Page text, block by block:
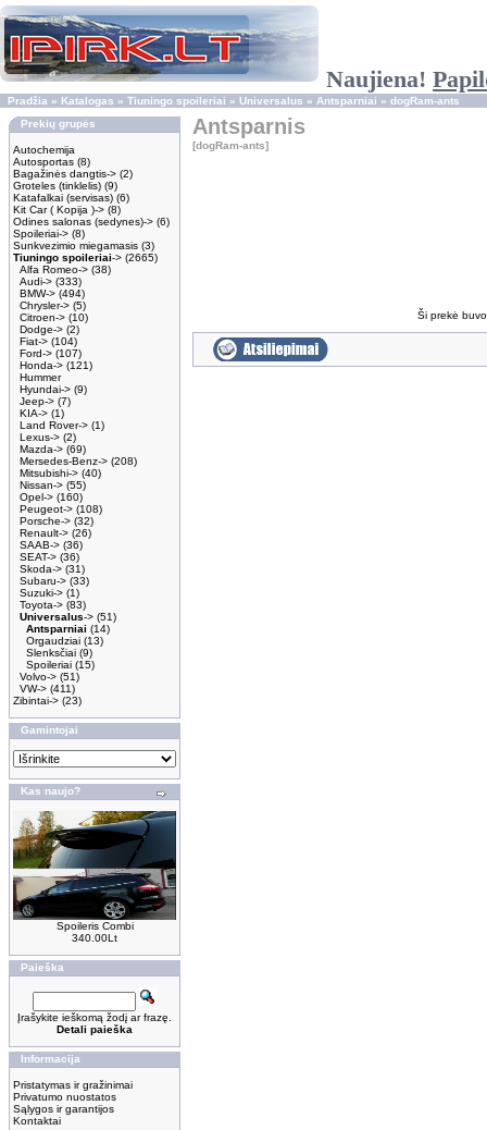
Naujiena!
Pradžia » Katalogas » Tiuningo spoileriai » Universalus » Antsparniai » dogRam-ants
Prekių grupės
Autochemija
Autosportas (8)
Bagažinės dangtis-> (2)
Groteles (tinklelis) (9)
Katafalkai (servisas) (6)
Kit Car ( Kopija )-> (8)
Odines salonas (sedynes)-> (6)
Spoileriai-> (8)
Sunkvezimio miegamasis (3)
Tiuningo spoileriai-> (2665)
Alfa Romeo-> (38)
Audi-> (333)
BMW-> (494)
Chrysler-> (5)
Citroen-> (10)
Dodge-> (2)
Fiat-> (104)
Ford-> (107)
Honda-> (121)
Hummer
Hyundai-> (9)
Jeep-> (7)
KIA-> (1)
Land Rover-> (1)
Lexus-> (2)
Mazda-> (69)
Mersedes-Benz-> (208)
Mitsubishi-> (40)
Nissan-> (55)
Opel-> (160)
Peugeot-> (108)
Porsche-> (32)
Renault-> (26)
SAAB-> (36)
SEAT-> (36)
Skoda-> (31)
Subaru-> (33)
Suzuki-> (1)
Toyota-> (83)
Universalus-> (51)
Antsparniai (14)
Orgaudziai (13)
Slenksčiai (9)
Spoileriai (15)
Volvo-> (51)
VW-> (411)
Zibintai-> (23)
Gamintojai
Kas naujo?
Spoileris Combi
340.00Lt
Paieška
Įrašykite ieškomą žodį ar frazę.
Detali paieška
Informacija
Pristatymas ir gražinimai
Privatumo nuostatos
Sąlygos ir garantijos
Kontaktai
Antsparnis
[dogRam-ants]
Ši prekė